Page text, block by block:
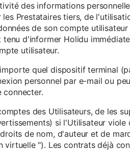
des informations
Prestataires tiers, de
de son compte
d'informer Holidu
utilisateur.
quel dispositif terminal
personnel par e-mail ou
connecter.
des Utilisateurs, de les
si l'Utilisateur viole
de nom, d'auteur et de
"). Les contrats déjà